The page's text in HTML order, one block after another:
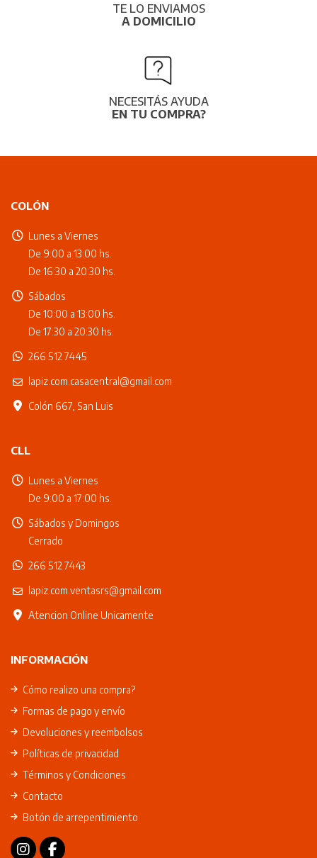
TE LO ENVIAMOS
A DOMICILIO
NECESITÁS AYUDA
EN TU COMPRA?
COLÓN
Lunes a Viernes
De 9:00 a 13:00 hs.
De 16:30 a 20:30 hs.
Sábados
De 10:00 a 13:00 hs.
De 17:30 a 20:30 hs.
266 512 7445
lapiz.com.casacentral@gmail.com
Colón 667, San Luis
CLL
Lunes a Viernes
De 9:00 a 17:00 hs.
Sábados y Domingos
Cerrado
266 512 7443
lapiz.com.ventasrs@gmail.com
Atencion Online Unicamente
INFORMACIÓN
Cómo realizo una compra?
Formas de pago y envío
Devoluciones y reembolsos
Políticas de privacidad
Términos y Condiciones
Contacto
Botón de arrepentimiento